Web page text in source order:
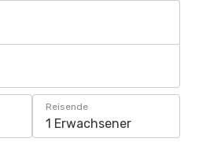
Reisende
1 Erwachsener